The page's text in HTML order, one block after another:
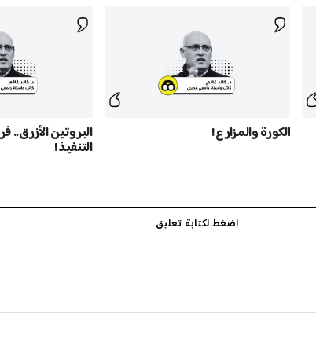
الكورة والمزارع! البروتين الأزرق..
التنفيذ!
اضغط لكتابة تعليق